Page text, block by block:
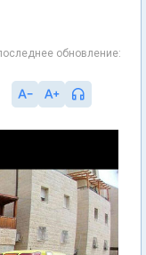
обновление: